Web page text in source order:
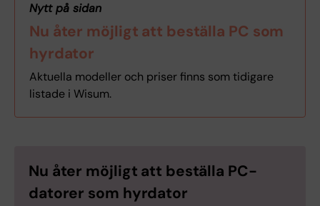
Nytt på sidan
Nu åter möjligt att beställa PC som
hyrdator
Aktuella modeller och priser finns som tidigare
listade i Wisum.
Nu åter möjligt att beställa PC-
datorer som hyrdator